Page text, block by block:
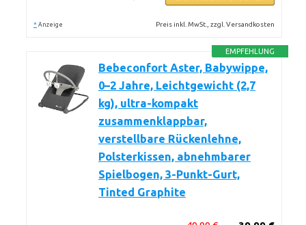
* Anzeige Preis inkl. MwSt., zzgl. Versandkosten
EMPFEHLUNG
Bebeconfort Aster, Babywippe,
0–2 Jahre, Leichtgewicht (2,7
kg), ultra-kompakt
zusammenklappbar,
verstellbare Rückenlehne,
Polsterkissen, abnehmbarer
Spielbogen, 3-Punkt-Gurt,
Tinted Graphite